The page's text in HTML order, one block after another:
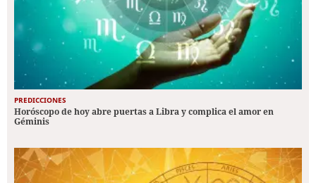
PREDICCIONES
Horóscopo de hoy abre puertas a Libra y complica el amor en
Géminis